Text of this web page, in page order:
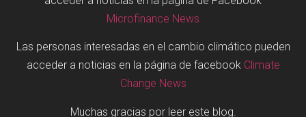
Microfinance News
Las personas interesadas en el cambio climático pueden
acceder a noticias en la página de facebook Climate
Change News
Muchas gracias por leer este blog.